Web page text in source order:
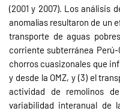
(2001 y 2007). Los análisis
anomalías resultaron de un
transporte de aguas
corriente subterránea Perú-
chorros cuasizonales que
y desde la OMZ, y (3) el
actividad de remolinos
variabilidad interanual de